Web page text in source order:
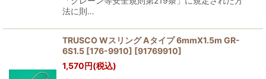
法に則…
TRUSCO Wスリング Aタイプ 6mmX1.5m GR-
6S1.5 [176-9910] [91769910]
1,570円(税込)